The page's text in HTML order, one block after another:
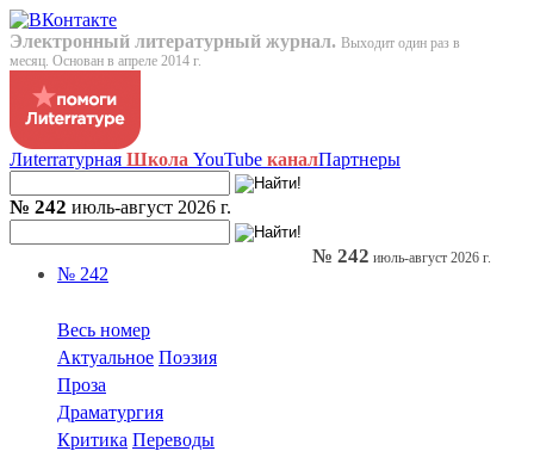
Электронный литературный журнал. Выходит один раз в
месяц. Основан в апреле 2014 г.
Лиterraтурная Школа YouTube каналПартнеры
№ 242 июль-август 2026 г.
№ 242
Весь номер
Актуальное Поэзия
Проза
Драматургия
Критика Переводы
№ 242 июль-август 2026 г.